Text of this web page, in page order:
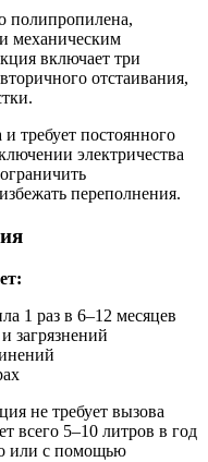
полипропилена,
механическим
включает три
отстаивания,
требует постоянного
электричества
переполнения.
1 раз в 6–12 месяцев
загрязнений
не требует вызова
всего 5–10 литров в год
или с помощью